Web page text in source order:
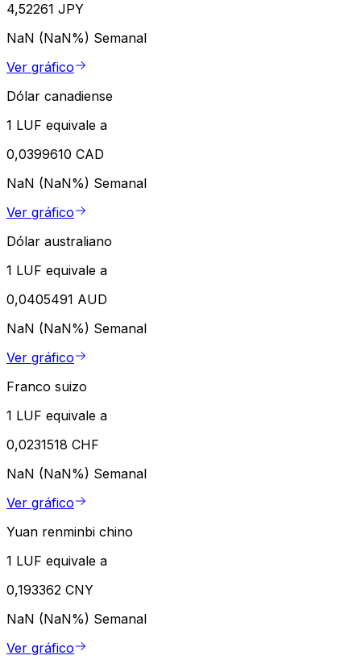
4,52261 JPY
NaN (NaN%) Semanal
Ver gráfico
Dólar canadiense
1 LUF equivale a
0,0399610 CAD
NaN (NaN%) Semanal
Ver gráfico
Dólar australiano
1 LUF equivale a
0,0405491 AUD
NaN (NaN%) Semanal
Ver gráfico
Franco suizo
1 LUF equivale a
0,0231518 CHF
NaN (NaN%) Semanal
Ver gráfico
Yuan renminbi chino
1 LUF equivale a
0,193362 CNY
NaN (NaN%) Semanal
Ver gráfico